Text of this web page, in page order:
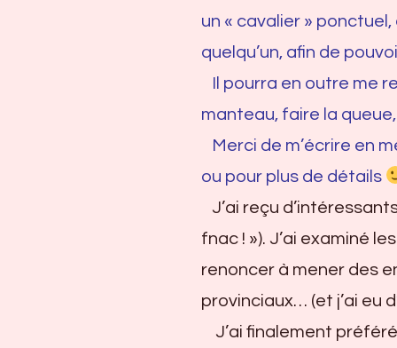
un « cavalier »
quelqu’un, afin de
Il pourra en outre me
manteau, faire la
Merci de m’écrire en
ou pour plus de détails
J’ai reçu
fnac ! »). J’ai examiné
renoncer à mener des
provinciaux… (et j’ai eu
J’ai finalement